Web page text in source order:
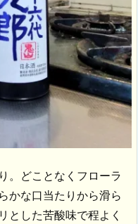
。どことなくフローラ
かな口当たりから滑ら
とした苦酸味で程よく